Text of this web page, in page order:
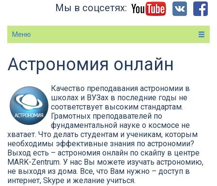
Мы в соцсетях:
Меню
Вы здесь
Астрономия онлайн
Качество преподавания астрономии в
школах и ВУЗах в последние годы не
соответствует высоким стандартам.
Грамотных преподавателей по
фундаментальной науке о космосе не
хватает. Что делать студентам и ученикам, которым
необходимы эффективные знания по астрономии?
Выход есть – астрономия онлайн по скайпу в центре
MARK-Zentrum. У нас Вы можете изучать астрономию,
не выходя из дома. Все, что Вам нужно – доступ в
интернет, Skype и желание учиться.